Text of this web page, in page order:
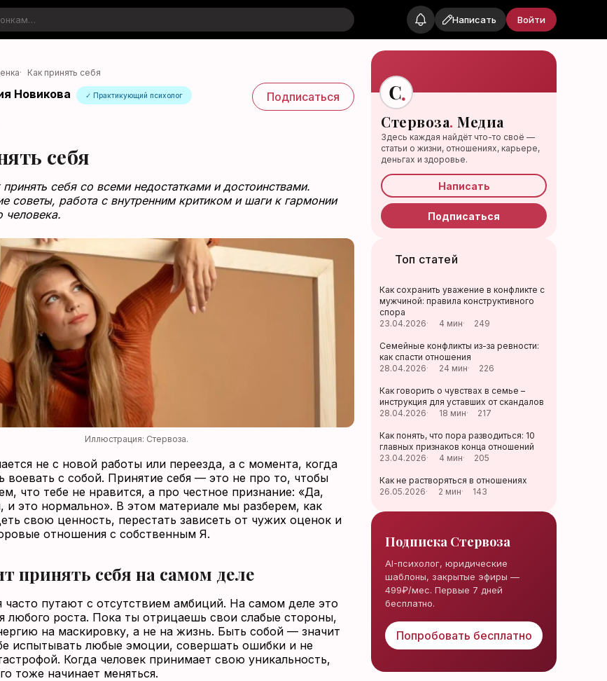
Написать Войти
· Как принять себя
Новикова ✓ Практикующий психолог Подписаться
себя
принять себя со всеми недостатками и достоинствами.
советы, работа с внутренним критиком и шаги к гармонии
человека.
Иллюстрация: Стервоза.
не с новой работы или переезда, а с момента, когда
воевать с собой. Принятие себя — это не про то, чтобы
что тебе не нравится, а про честное признание: «Да,
и это нормально». В этом материале мы разберем, как
свою ценность, перестать зависеть от чужих оценок и
отношения с собственным Я.
принять себя на самом деле
часто путают с отсутствием амбиций. На самом деле это
любого роста. Пока ты отрицаешь свои слабые стороны,
на маскировку, а не на жизнь. Быть собой — значит
испытывать любые эмоции, совершать ошибки и не
Когда человек принимает свою уникальность,
тоже начинает меняться.
Стервоза. Медиа
Здесь каждая найдёт что-то своё —
статьи о жизни, отношениях, карьере,
деньгах и здоровье.
Написать
Подписаться
Топ статей
Как сохранить уважение в конфликте с
мужчиной: правила конструктивного
спора
23.04.2026· 4 мин· 249
Семейные конфликты из-за ревности:
как спасти отношения
28.04.2026· 24 мин· 226
Как говорить о чувствах в семье –
инструкция для уставших от скандалов
28.04.2026· 18 мин· 217
Как понять, что пора разводиться: 10
главных признаков конца отношений
23.04.2026· 4 мин· 205
Как не растворяться в отношениях
26.05.2026· 2 мин· 143
Подписка Стервоза
AI-психолог, юридические
шаблоны, закрытые эфиры —
499₽/мес. Первые 7 дней
бесплатно.
Попробовать бесплатно